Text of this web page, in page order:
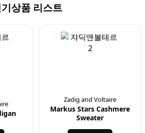
상품 리스트
Zadig and Voltaire
Markus Stars Cashmere
Sweater